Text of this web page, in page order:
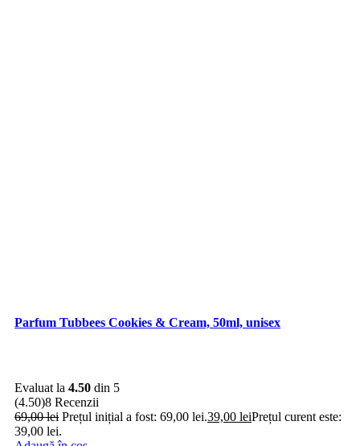
Parfum Tubbees Cookies & Cream, 50ml, unisex
Evaluat la 4.50 din 5
(4.50)8 Recenzii
69,00lei Prețul inițial a fost: 69,00 lei.39,00 leiPrețul curent este:
39,00 lei.